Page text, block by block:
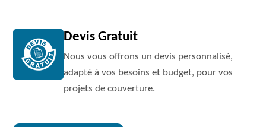
Devis Gratuit
Nous vous offrons un devis personnalisé,
adapté à vos besoins et budget, pour vos
projets de couverture.